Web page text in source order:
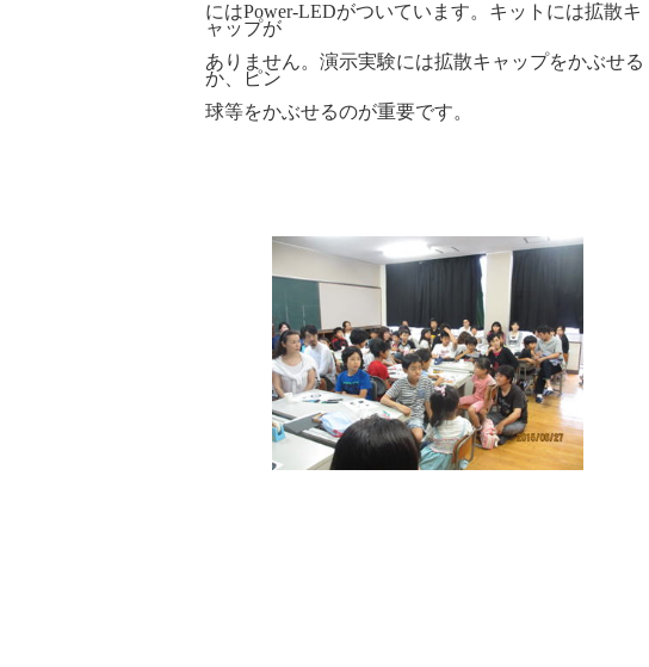
にはPower-LEDがついています。キットには拡散キ
ャップが
ありません。演示実験には拡散キャップをかぶせる
か、ピン
球等をかぶせるのが重要です。